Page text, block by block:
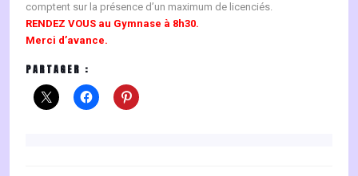
comptent sur la présence d’un maximum de licenciés.
RENDEZ VOUS au Gymnase à 8h30.
Merci d’avance.
PARTAGER :